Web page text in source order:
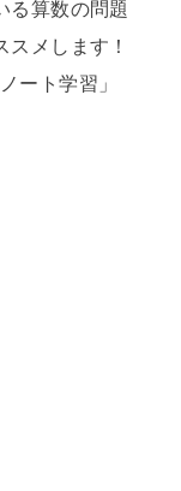
る算数の問題
メします！
ート学習」